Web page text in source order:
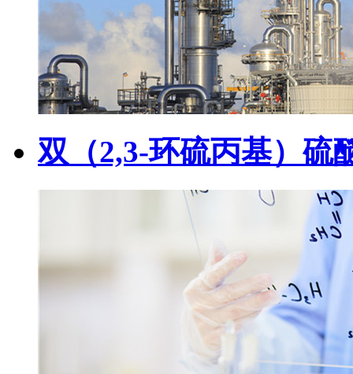
双（2,3-环硫丙基）硫